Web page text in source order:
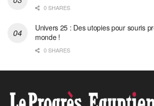
0 SHARES
Univers 25 : Des utopies pour souris
monde !
0 SHARES